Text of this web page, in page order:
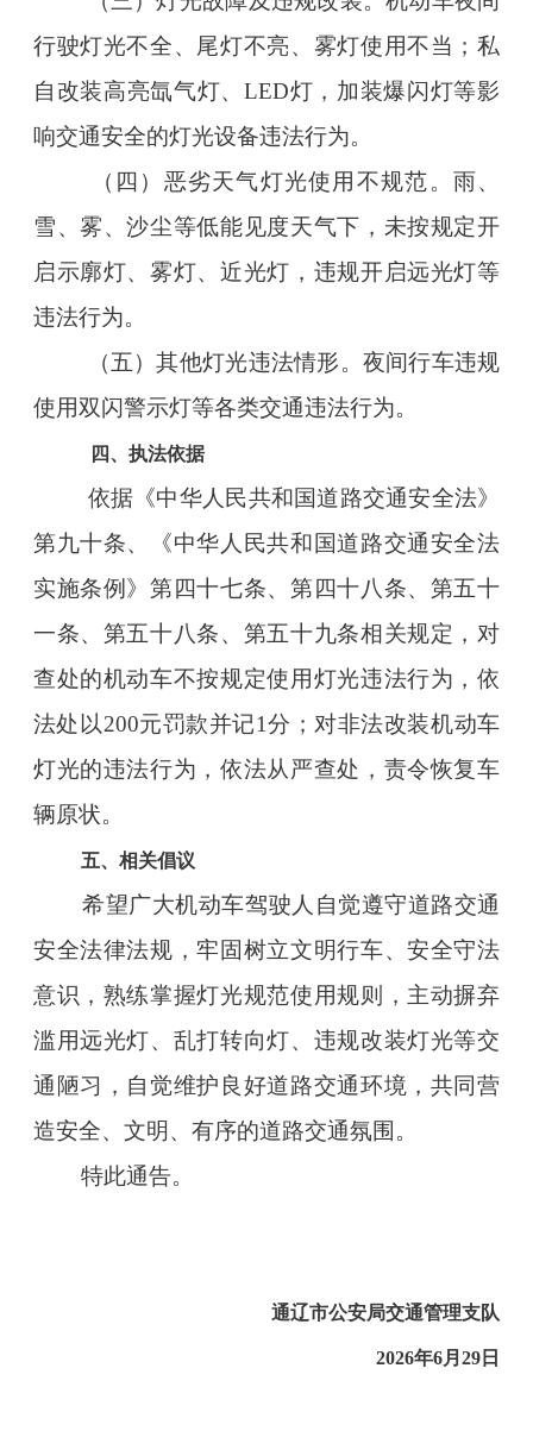
行驶灯光不全、尾灯不亮、雾灯使用不当；私
自改装高亮氙气灯、LED灯，加装爆闪灯等影
响交通安全的灯光设备违法行为。
（四）恶劣天气灯光使用不规范。雨、
雪、雾、沙尘等低能见度天气下，未按规定开
启示廓灯、雾灯、近光灯，违规开启远光灯等
违法行为。
（五）其他灯光违法情形。夜间行车违规
使用双闪警示灯等各类交通违法行为。
四、执法依据
依据《中华人民共和国道路交通安全法》
第九十条、《中华人民共和国道路交通安全法
实施条例》第四十七条、第四十八条、第五十
一条、第五十八条、第五十九条相关规定，对
查处的机动车不按规定使用灯光违法行为，依
法处以200元罚款并记1分；对非法改装机动车
灯光的违法行为，依法从严查处，责令恢复车
辆原状。
五、相关倡议
希望广大机动车驾驶人自觉遵守道路交通
安全法律法规，牢固树立文明行车、安全守法
意识，熟练掌握灯光规范使用规则，主动摒弃
滥用远光灯、乱打转向灯、违规改装灯光等交
通陋习，自觉维护良好道路交通环境，共同营
造安全、文明、有序的道路交通氛围。
特此通告。
通辽市公安局交通管理支队
2026年6月29日